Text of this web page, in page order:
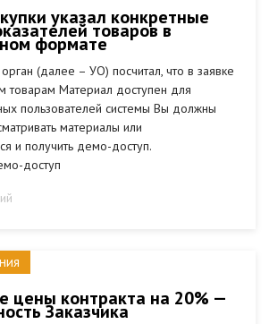
указал конкретные
товаров в
формате
(далее – УО) посчитал, что в заявке
товарам Материал доступен для
пользователей системы Вы должны
материалы или
и получить демо-доступ.
доступ
цены контракта на 20% —
Заказчика